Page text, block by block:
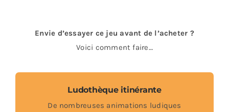
Envie d’essayer ce jeu avant de l’acheter ?
Voici comment faire…
Ludothèque itinérante
De nombreuses animations ludiques